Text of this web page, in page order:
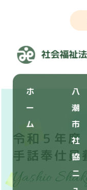
ホ
ー
ム
八
潮
市
社
協
ニ
令和５年度
手話奉仕員
Yashio